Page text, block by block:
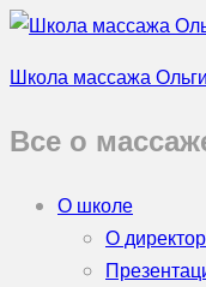
Школа массажа
Все о
О школе
О